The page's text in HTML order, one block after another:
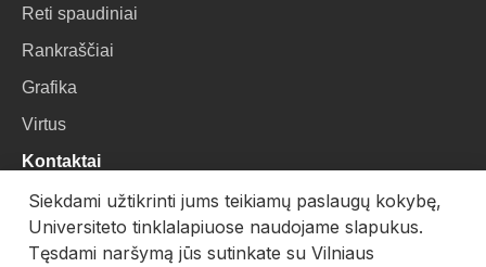
Reti spaudiniai
Rankraščiai
Grafika
Virtus
Kontaktai
VU Biblioteka
Universiteto g. 3, LT-01122, Vilnius
Siekdami užtikrinti jums teikiamų paslaugų kokybę,
Universiteto tinklalapiuose naudojame slapukus.
Tęsdami naršymą jūs sutinkate su Vilniaus